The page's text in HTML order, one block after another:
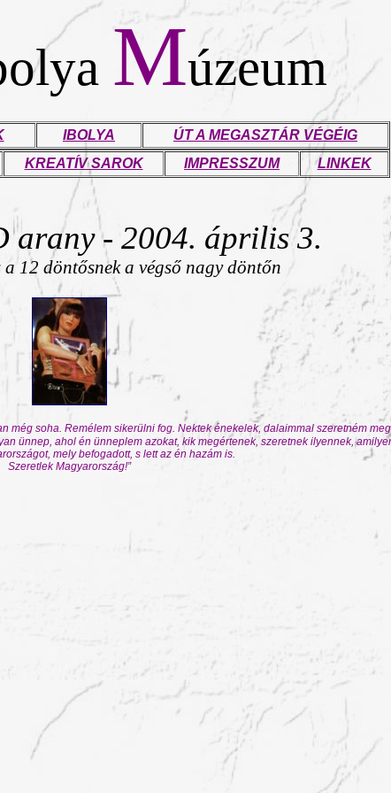
Múzeum
IBOLYA
ÚT A MEGASZTÁR VÉGÉIG
KREATÍV SAROK IMPRESSZUM LINKEK
arany - 2004. április 3.
12 döntősnek a végső nagy döntőn
soha. Remélem sikerülni fog. Nektek énekelek, dalaimmal szeretném
ünnep, ahol én ünneplem azokat, kik megértenek, szeretnek ilyennek,
mely befogadott, s lett az én hazám is.
Szeretlek Magyarország!”